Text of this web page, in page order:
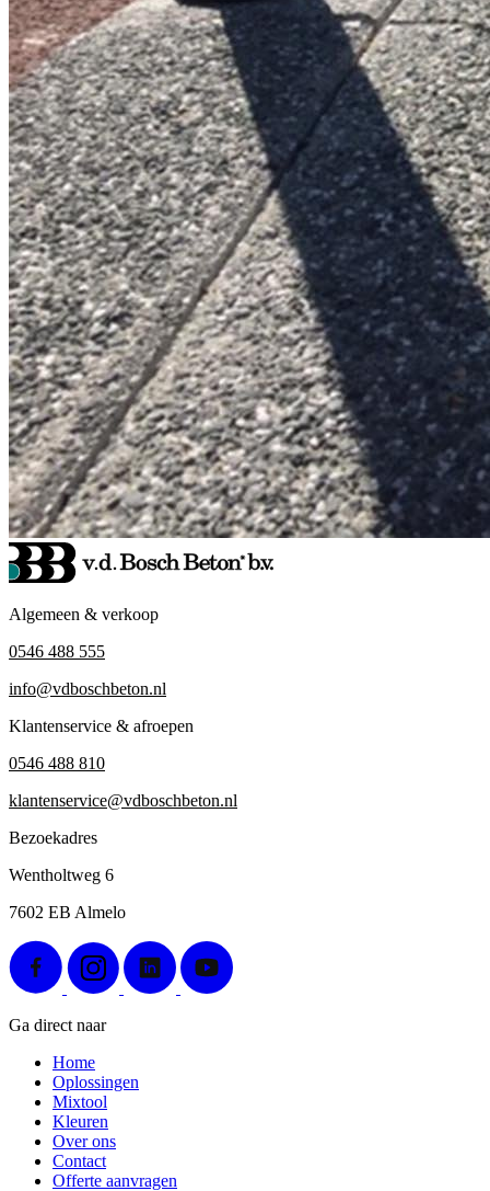
Algemeen & verkoop
0546 488 555
info@vdboschbeton.nl
Klantenservice & afroepen
0546 488 810
klantenservice@vdboschbeton.nl
Bezoekadres
Wentholtweg 6
7602 EB Almelo
Ga direct naar
Home
Oplossingen
Mixtool
Kleuren
Over ons
Contact
Offerte aanvragen